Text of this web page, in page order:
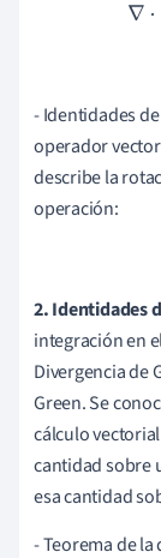
- Identidades
operador
describe la
operación:
2. Identidades
integración en
Divergencia de
Green. Se
cálculo
cantidad sobre
esa cantidad
- Teorema de la